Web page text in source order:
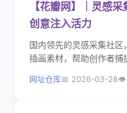
【花瓣网】｜灵感
创意注入活力
国内领先的灵感采集社区
插画素材，帮助创作者捕
网址仓库 2026-03-28